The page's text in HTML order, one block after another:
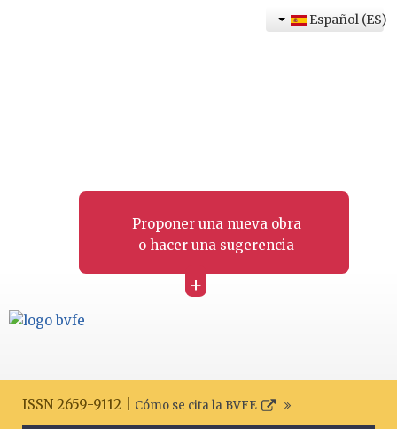
Proponer una nueva obra
o hacer una sugerencia
+
Español (ES)
ISSN 2659-9112 | Cómo se cita la BVFE